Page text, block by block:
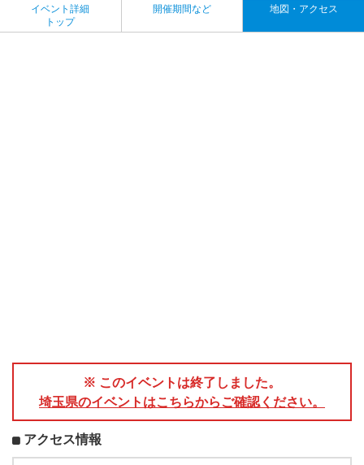
イベント詳細
トップ
開催期間など 地図・アクセス
※ このイベントは終了しました。
埼玉県のイベントはこちらからご確認ください。
アクセス情報